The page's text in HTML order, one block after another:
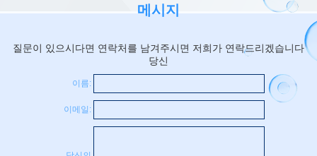
메시지
질문이 있으시다면 연락처를 남겨주시면 저희가 연락드리겠습니다
당신
이름:
이메일: